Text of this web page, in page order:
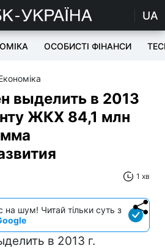
UA
ОСОБИСТІ ФІНАНСИ
выделить в 2013
ЖКХ 84,1 млн
1 хв
на шум! Читай тільки суть з
в 2013 г.